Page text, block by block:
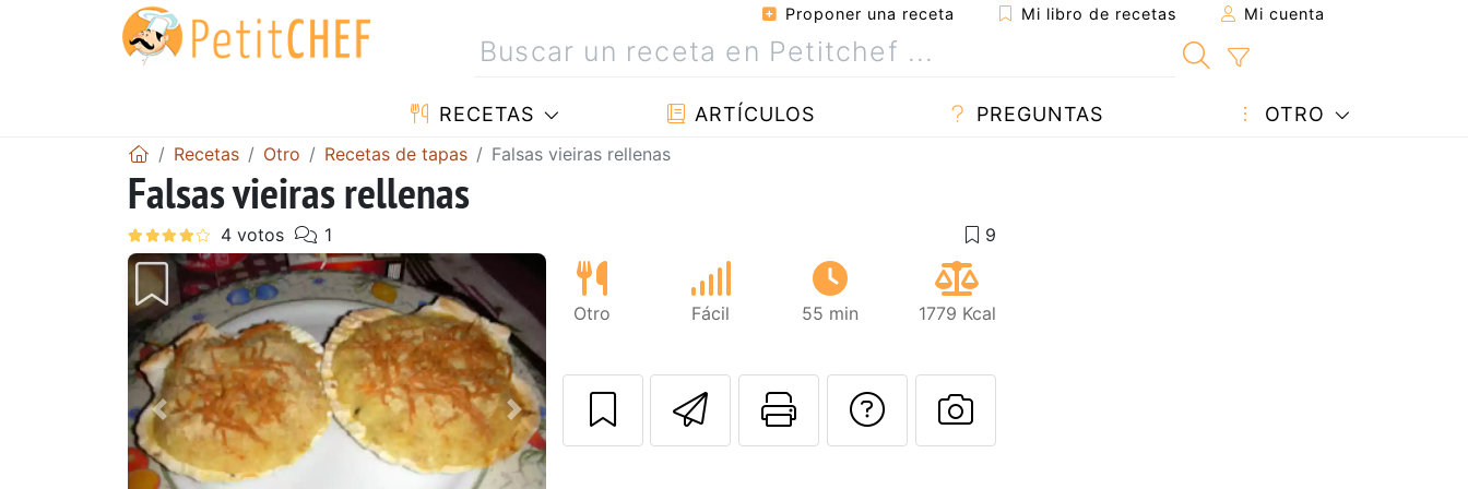
Proponer una receta Mi libro de recetas Mi cuenta
RECETAS ARTÍCULOS PREGUNTAS OTRO
Recetas Otro Recetas de tapas Falsas vieiras rellenas
Falsas vieiras rellenas
Anterior Siguiente
Otro Fácil 55 min 1779 Kcal
Enviar esta receta a un amigo
Imprimir esta página
Preguntar al autor
Publicar la foto de esta receta